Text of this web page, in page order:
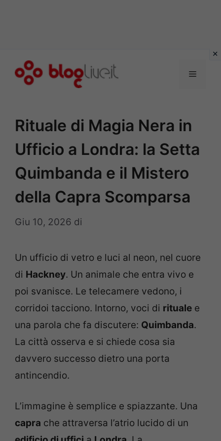
Menu
Rituale di Magia Nera in
Ufficio a Londra: la Setta
Quimbanda e il Mistero
della Capra Scomparsa
Giu 10, 2026 di
Un ufficio di vetro e luci al neon, nel cuore
di Hackney. Un animale che entra vivo e
poi svanisce. Le telecamere vedono, i
corridoi tacciono. Intorno, voci di rituale e
una parola che fa discutere: Quimbanda.
La città osserva e si chiede cosa sia
davvero successo dietro una porta
antincendio.
L’immagine è semplice e spiazzante. Una
capra che attraversa l’atrio lucido di un